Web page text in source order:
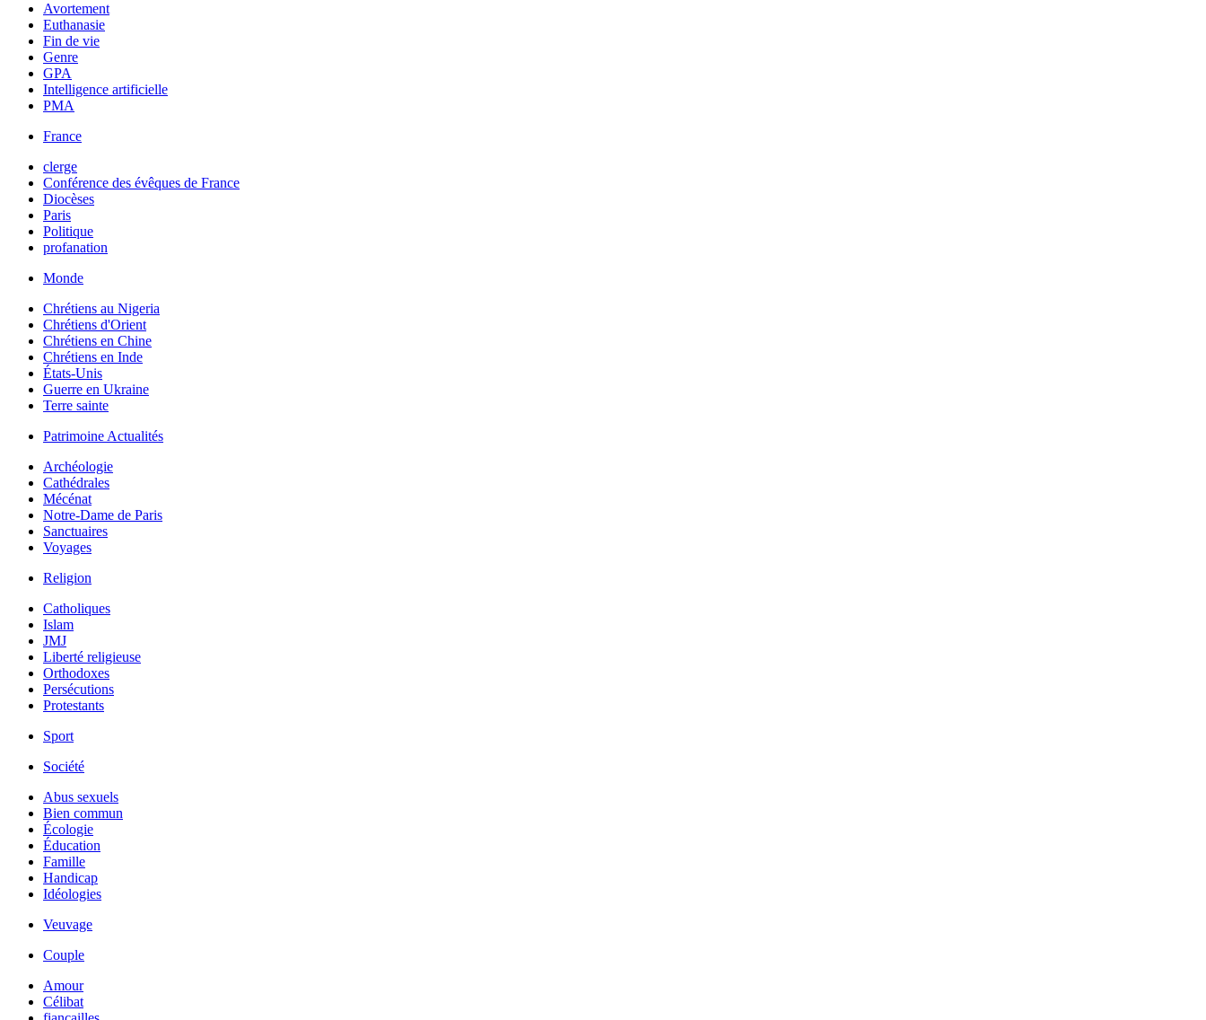
Avortement
Euthanasie
Fin de vie
Genre
GPA
Intelligence artificielle
PMA
France
clerge
Conférence des évêques de France
Diocèses
Paris
Politique
profanation
Monde
Chrétiens au Nigeria
Chrétiens d'Orient
Chrétiens en Chine
Chrétiens en Inde
États-Unis
Guerre en Ukraine
Terre sainte
Patrimoine Actualités
Archéologie
Cathédrales
Mécénat
Notre-Dame de Paris
Sanctuaires
Voyages
Religion
Catholiques
Islam
JMJ
Liberté religieuse
Orthodoxes
Persécutions
Protestants
Sport
Société
Abus sexuels
Bien commun
Écologie
Éducation
Famille
Handicap
Idéologies
Veuvage
Couple
Amour
Célibat